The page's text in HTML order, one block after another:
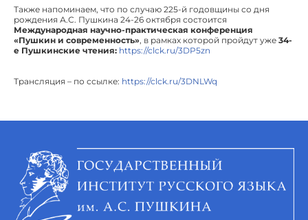
Также напоминаем, что по случаю 225-й годовщины со дня
рождения А.С. Пушкина 24-26 октября состоится
Международная научно-практическая конференция
«Пушкин и современность», в рамках которой пройдут уже 34-
е Пушкинские чтения: https://clck.ru/3DP5zn
Трансляция – по ссылке: https://clck.ru/3DNLWq